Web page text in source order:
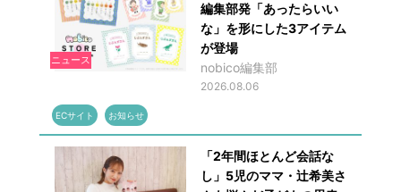
ニュース
編集部発「あったらいい
な」を形にした3アイテム
が登場
nobico編集部
2026.08.06
ECサイト お知らせ
「2年間ほとんど会話な
し」5児のママ・辻希美さ